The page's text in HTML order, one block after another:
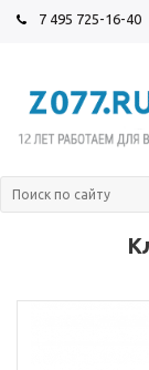
7 495 725-16-40